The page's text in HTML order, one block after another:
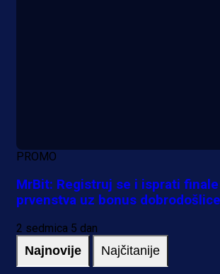
PROMO
MrBit: Registruj se i isprati
prvenstva uz bonus dobrodošlice
2 sedmica 5 dan
Najnovije Najčitanije